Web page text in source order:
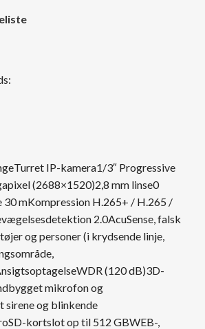
IP-kamera1/3″ Progressive
(2688×1520)2,8 mm linse0
mKompression H.265+ / H.265 /
2.0AcuSense, falsk
og personer (i krydsende linje,
(120 dB)3D-
mikrofon og
og blinkende
kortslot op til 512 GBWEB-,